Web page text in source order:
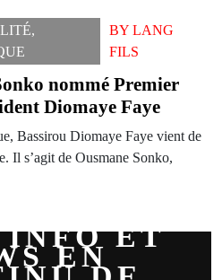
,
BYLANG
FILS
nommé Premier
Diomaye Faye
Bassirou Diomaye Faye vient de
Il s’agit de Ousmane Sonko,
ET
EN